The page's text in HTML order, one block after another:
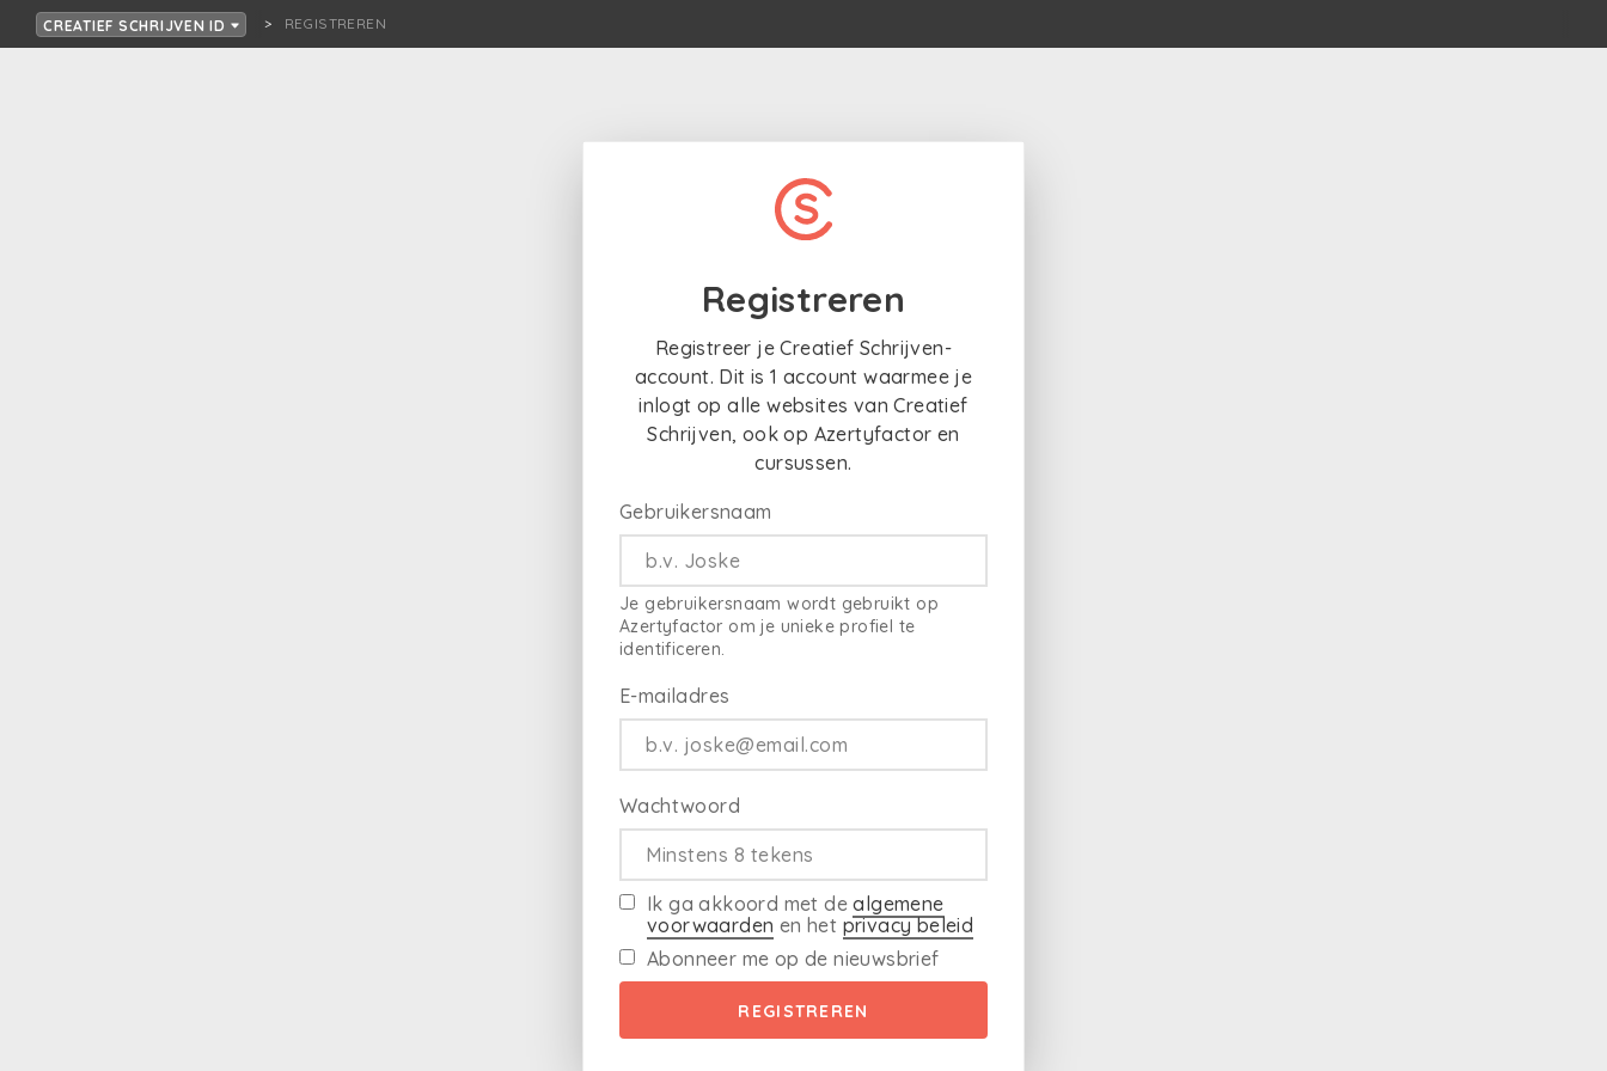
CREATIEF SCHRIJVEN ID REGISTREREN
Registreren
Registreer je Creatief Schrijven-
account. Dit is 1 account waarmee je
inlogt op alle websites van Creatief
Schrijven, ook op Azertyfactor en
cursussen.
Gebruikersnaam
Je gebruikersnaam wordt gebruikt op
Azertyfactor om je unieke profiel te
identificeren.
E-mailadres
Wachtwoord
Ik ga akkoord met dealgemene
voorwaarden en het privacy beleid
Abonneer me op de nieuwsbrief
REGISTREREN